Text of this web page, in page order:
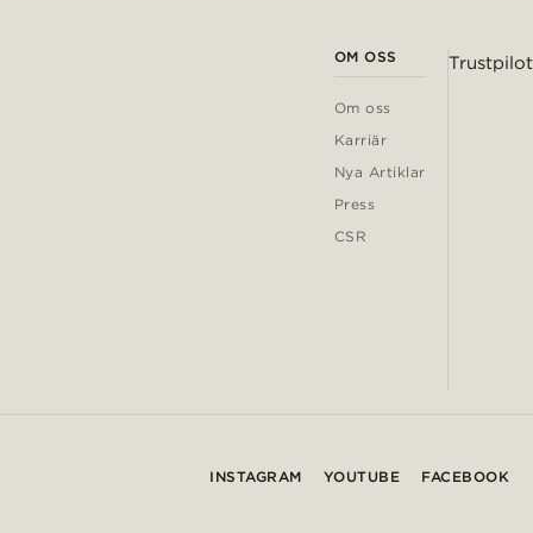
OM OSS
Om oss
Karriär
Nya Artiklar
Press
CSR
Trustpilot
INSTAGRAM YOUTUBE FACEBOOK